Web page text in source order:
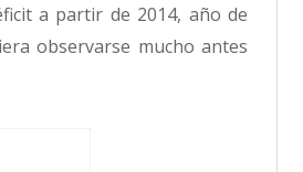
a partir de 2014, año de
observarse mucho antes